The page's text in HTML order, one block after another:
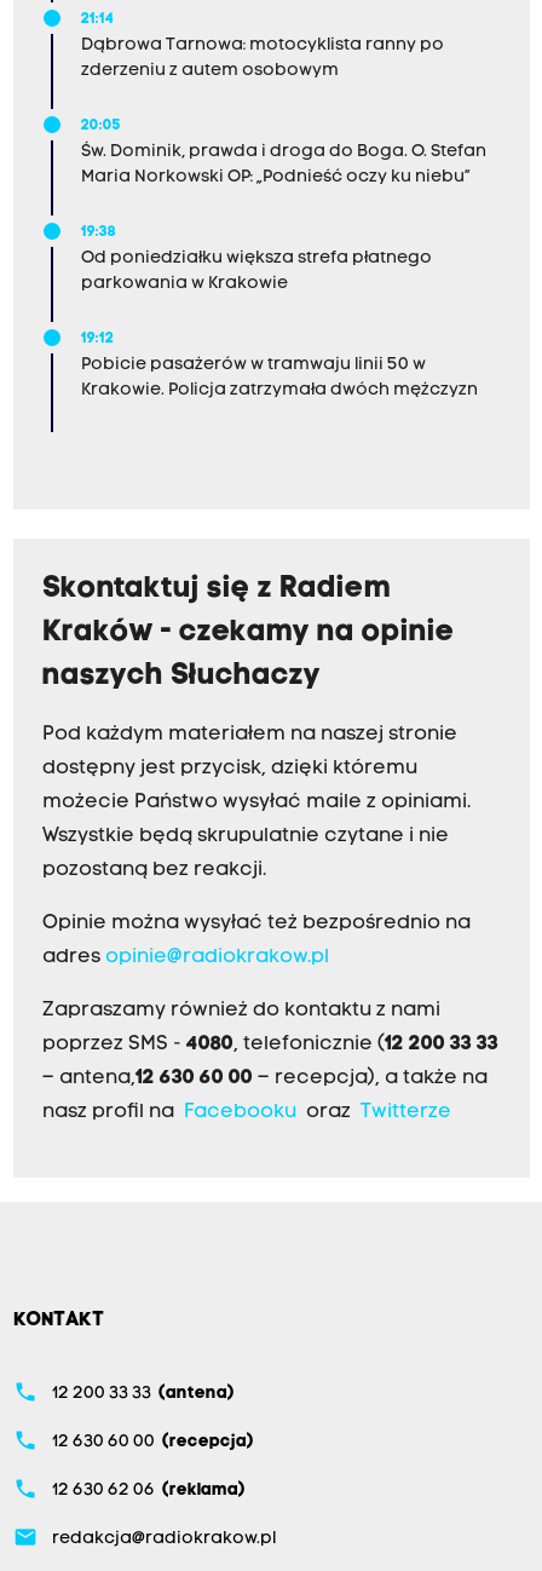
21:14
Dąbrowa Tarnowa: motocyklista ranny po
zderzeniu z autem osobowym
20:05
Św. Dominik, prawda i droga do Boga. O. Stefan
Maria Norkowski OP: „Podnieść oczy ku niebu”
19:38
Od poniedziałku większa strefa płatnego
parkowania w Krakowie
19:12
Pobicie pasażerów w tramwaju linii 50 w
Krakowie. Policja zatrzymała dwóch mężczyzn
Skontaktuj się z Radiem
Kraków - czekamy na opinie
naszych Słuchaczy
Pod każdym materiałem na naszej stronie
dostępny jest przycisk, dzięki któremu
możecie Państwo wysyłać maile z opiniami.
Wszystkie będą skrupulatnie czytane i nie
pozostaną bez reakcji.
Opinie można wysyłać też bezpośrednio na
adres opinie@radiokrakow.pl
Zapraszamy również do kontaktu z nami
poprzez SMS - 4080, telefonicznie (12 200 33 33
– antena,12 630 60 00 – recepcja), a także na
nasz profil na
Facebookuoraz Twitterze
KONTAKT
phone 12 200 33 33 (antena)
phone 12 630 60 00 (recepcja)
phone 12 630 62 06 (reklama)
email redakcja@radiokrakow.pl